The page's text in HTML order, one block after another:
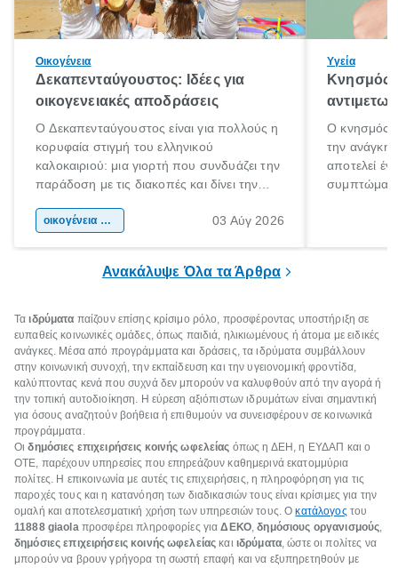
Οικογένεια
Δεκαπενταύγουστος: Ιδέες για
οικογενειακές αποδράσεις
Ο Δεκαπενταύγουστος είναι για πολλούς η
κορυφαία στιγμή του ελληνικού
καλοκαιριού: μια γιορτή που συνδυάζει την
παράδοση με τις διακοπές και δίνει την
χώρας. Είτε πρόκειται για λίγες μέρες
οικογένεια & παιδί 03 Αύγ 2026
Υγεία
Κνησμός:
Ο κνησμός
την ανάγκη
αποτελεί
Ανακάλυψε Όλα τα Άρθρα
Ταιδρύματα παίζουν επίσης κρίσιμο ρόλο, προσφέροντας υποστήριξη σε
ευπαθείς κοινωνικές ομάδες, όπως παιδιά, ηλικιωμένους ή άτομα με ειδικές
ανάγκες. Μέσα από προγράμματα και δράσεις, τα ιδρύματα συμβάλλουν
στην κοινωνική συνοχή, την εκπαίδευση και την υγειονομική φροντίδα,
καλύπτοντας κενά που συχνά δεν μπορούν να καλυφθούν από την αγορά ή
την τοπική αυτοδιοίκηση. Η εύρεση αξιόπιστων ιδρυμάτων είναι σημαντική
για όσους αναζητούν βοήθεια ή επιθυμούν να συνεισφέρουν σε κοινωνικά
προγράμματα.
Οιδημόσιες επιχειρήσεις κοινής ωφελείας όπως η ΔΕΗ, η ΕΥΔΑΠ και ο
ΟΤΕ, παρέχουν υπηρεσίες που επηρεάζουν καθημερινά εκατομμύρια
πολίτες. Η επικοινωνία με αυτές τις επιχειρήσεις, η πληροφόρηση για τις
παροχές τους και η κατανόηση των διαδικασιών τους είναι κρίσιμες για την
ομαλή και αποτελεσματική χρήση των υπηρεσιών τους. Οκατάλογος του
11888 giaolaπροσφέρει πληροφορίες γιαΔΕΚΟ,δημόσιους οργανισμούς,
δημόσιες επιχειρήσεις κοινής ωφελείας και ιδρύματα, ώστε οι πολίτες να
μπορούν να βρουν γρήγορα τη σωστή επαφή και να εξυπηρετηθούν με